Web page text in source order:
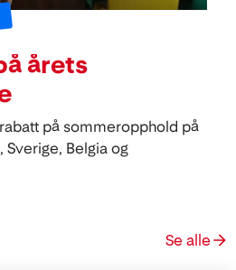
årets
på sommeropphold på
Belgia og
Se alle